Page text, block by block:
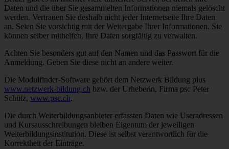
Daten und die über Sie gesammelten Informationen niemals gelöscht
werden. Vertrauen Sie deshalb nicht jeder Internetseite Ihre Daten
an. Seien Sie vorsichtig mit der Weitergabe Ihrer Informationen. Sie
können selber mithelfen, Ihre Daten sorgfältig zu verwalten.
Achten Sie besonders gut auf den Namen und das Passwort für die
Anmeldung. Geben Sie diese nicht an andere weiter.
Die Modulfinder-Software gehört dem Netzwerk Bildung plus
www.netzwerk-bildung.ch bzw. der Urheberin, Firma psc Peter
Schütz, www.psc.ch.
Die durch Weiterbildungsanbieter erfassten Daten wie Useradressen
und Kursausschreibungen bleiben Eigentum der jeweiligen
Weiterbildungsinstitution. Diese ist selbst verantwortlich für die
Korrektheit der Einträge.